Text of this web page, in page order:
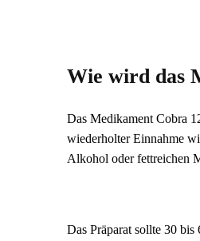
Wie wird das
Das Medikament Cobra
wiederholter Einnahme
Alkohol oder fettreichen
Das Präparat sollte 30